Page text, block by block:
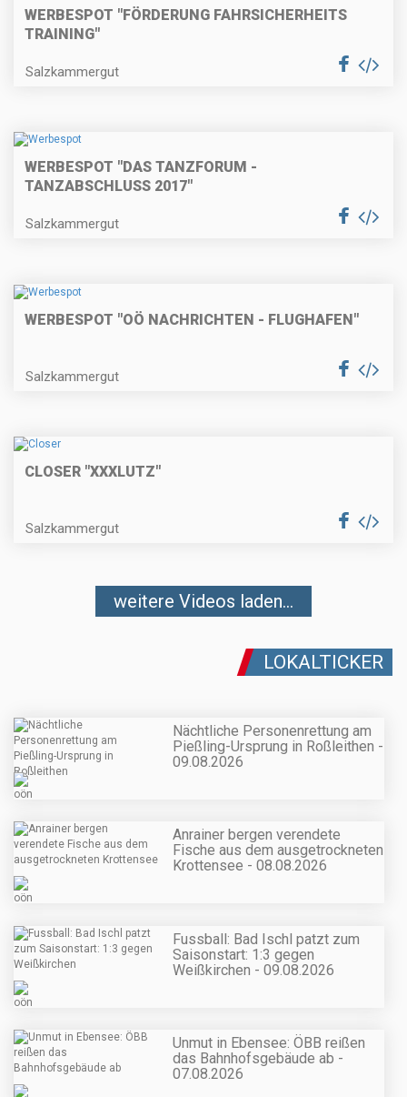
WERBESPOT "FÖRDERUNG FAHRSICHERHEITS
TRAINING"
Salzkammergut
WERBESPOT "DAS TANZFORUM -
TANZABSCHLUSS 2017"
Salzkammergut
WERBESPOT "OÖ NACHRICHTEN - FLUGHAFEN"
Salzkammergut
CLOSER "XXXLUTZ"
Salzkammergut
weitere Videos laden...
LOKALTICKER
Nächtliche Personenrettung am
Pießling-Ursprung in Roßleithen -
09.08.2026
Anrainer bergen verendete
Fische aus dem ausgetrockneten
Krottensee - 08.08.2026
Fussball: Bad Ischl patzt zum
Saisonstart: 1:3 gegen
Weißkirchen - 09.08.2026
Unmut in Ebensee: ÖBB reißen
das Bahnhofsgebäude ab -
07.08.2026